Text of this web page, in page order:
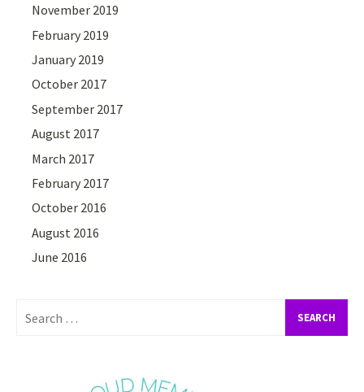
November 2019
February 2019
January 2019
October 2017
September 2017
August 2017
March 2017
February 2017
October 2016
August 2016
June 2016
for: